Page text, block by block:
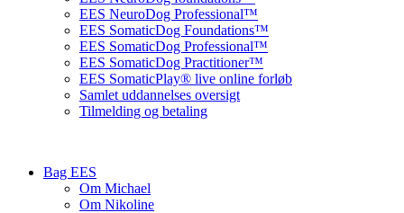
EES NeuroDog Professional™
EES SomaticDog Foundations™
EES SomaticDog Professional™
EES SomaticDog Practitioner™
EES SomaticPlay® live online forløb
Samlet uddannelses oversigt
Tilmelding og betaling
Bag EES
Om Michael
Om Nikoline